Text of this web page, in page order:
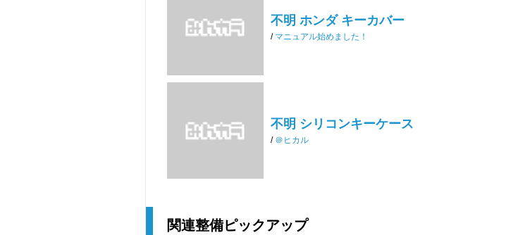
不明 ホンダ キーカバー
/ マニュアル始めました！
不明 シリコンキーケース
/ ＠ヒカル
関連整備ピックアップ